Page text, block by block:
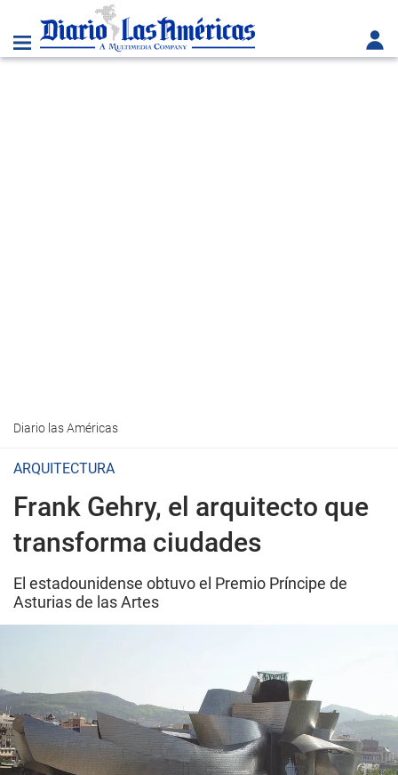
Diario las Américas
ARQUITECTURA
Frank Gehry, el arquitecto que
transforma ciudades
El estadounidense obtuvo el Premio Príncipe de
Asturias de las Artes